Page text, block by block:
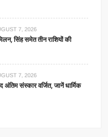
7, 2026
सिंह समेत तीन राशियों की
7, 2026
अंतिम संस्कार वर्जित, जानें धार्मिक